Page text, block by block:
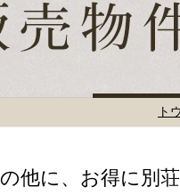
ト
他に、お得に別